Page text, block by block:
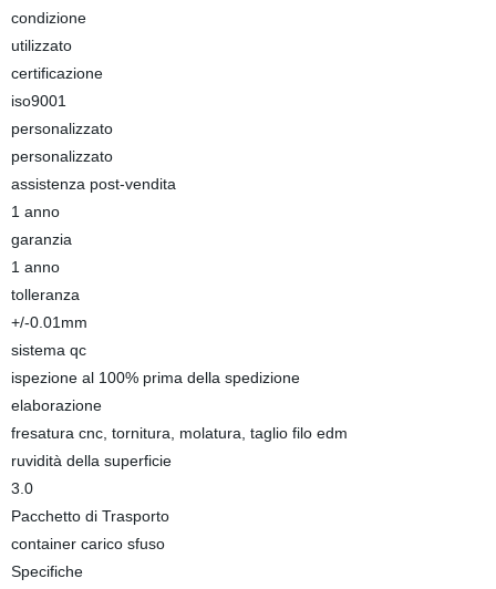
condizione
utilizzato
certificazione
iso9001
personalizzato
personalizzato
assistenza post-vendita
1 anno
garanzia
1 anno
tolleranza
+/-0.01mm
sistema qc
ispezione al 100% prima della spedizione
elaborazione
fresatura cnc, tornitura, molatura, taglio filo edm
ruvidità della superficie
3.0
Pacchetto di Trasporto
container carico sfuso
Specifiche